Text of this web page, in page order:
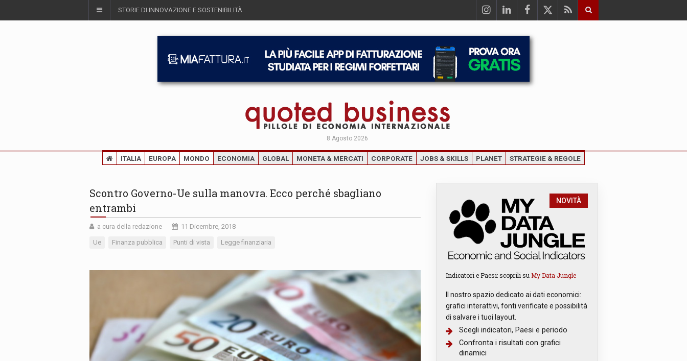
STORIE DI INNOVAZIONE E SOSTENIBILITÀ
8 Agosto 2026
ITALIA EUROPA MONDO ECONOMIA GLOBAL MONETA & MERCATI CORPORATE JOBS & SKILLS PLANET STRATEGIE & REGOLE
Scontro Governo-Ue sulla manovra. Ecco perché sbagliano
entrambi
a cura della redazione 11 Dicembre, 2018
Ue Finanza pubblica Punti di vista Legge finanziaria
NOVITÀ
Indicatori e Paesi: scoprili su My Data Jungle
Il nostro spazio dedicato ai dati economici:
grafici interattivi, fonti verificate e possibilità
di salvare i tuoi layout.
Scegli indicatori, Paesi e periodo
Confronta i risultati con grafici
dinamici